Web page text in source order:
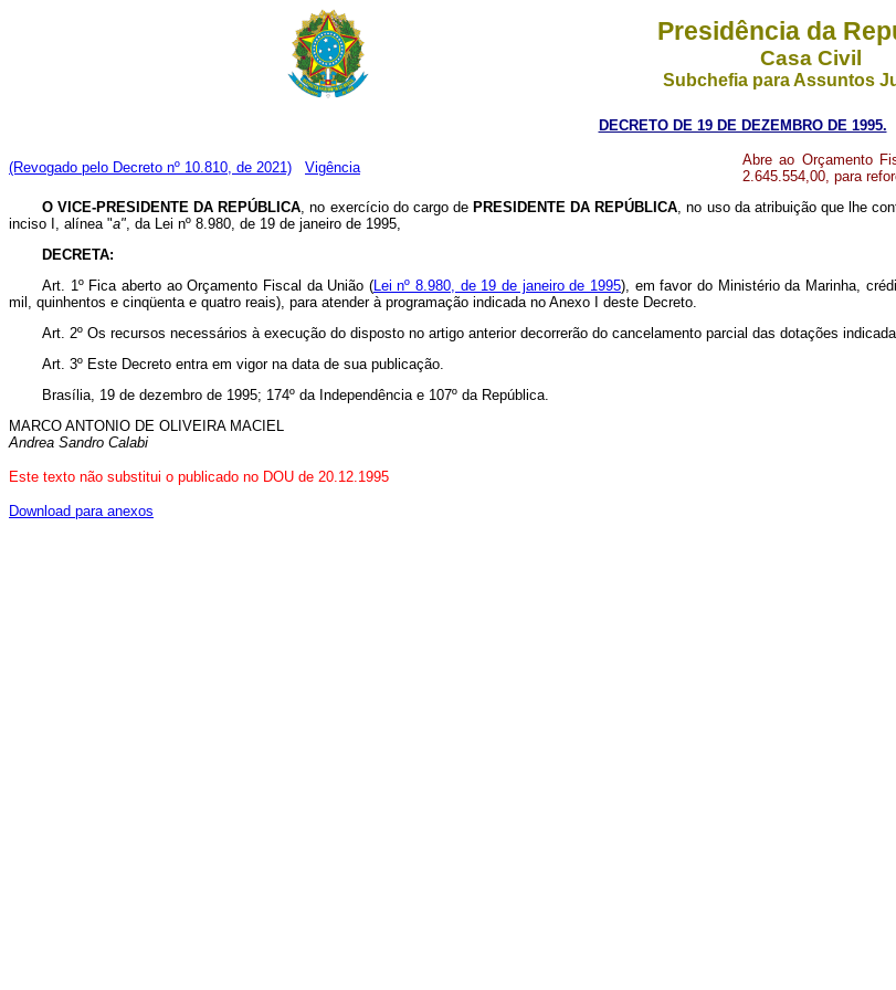
Presidência da
Casa Civil
Subchefia para Assuntos
DECRETO DE 19 DE DEZEMBRO DE 1995.
(Revogado pelo Decreto nº 10.810, de 2021) Vigência
Abre ao Orçamento
2.645.554,00, para
O VICE-PRESIDENTE DA REPÚBLICA, no exercício do cargo de PRESIDENTE DA REPÚBLICA, no uso da atribuição que lhe
inciso I, alínea "a", da Lei nº 8.980, de 19 de janeiro de 1995,
DECRETA:
Art. 1º Fica aberto ao Orçamento Fiscal da União (Lei nº 8.980, de 19 de janeiro de 1995), em favor do Ministério da Marinha,
mil, quinhentos e cinqüenta e quatro reais), para atender à programação indicada no Anexo I deste Decreto.
Art. 2º Os recursos necessários à execução do disposto no artigo anterior decorrerão do cancelamento parcial das dotações
Art. 3º Este Decreto entra em vigor na data de sua publicação.
Brasília, 19 de dezembro de 1995; 174º da Independência e 107º da República.
MARCO ANTONIO DE OLIVEIRA MACIEL
Andrea Sandro Calabi
Este texto não substitui o publicado no DOU de 20.12.1995
Download para anexos